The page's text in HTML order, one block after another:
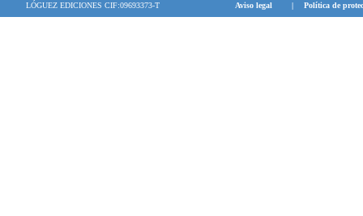
LÓGUEZ EDICIONES CIF:09693373-T Aviso legal | Política de